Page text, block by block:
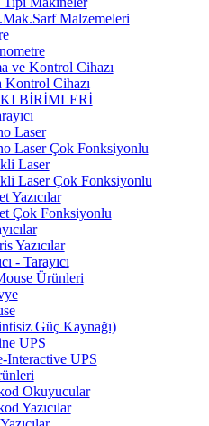
Malzemeleri
ve Kontrol Cihazı
Kontrol Cihazı
BİRİMLERİ
Laser
Laser Çok Fonksiyonlu
Laser
Laser Çok Fonksiyonlu
Yazıcılar
Çok Fonksiyonlu
Yazıcılar
- Tarayıcı
Ürünleri
Güç Kaynağı)
UPS
Interactive UPS
Okuyucular
Yazıcılar